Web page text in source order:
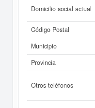
Domicilio social actual
Código Postal
Municipio
Provincia
Otros teléfonos